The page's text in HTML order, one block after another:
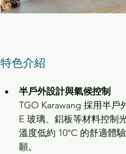
特色介紹
半戶外設計與氣候控制
TGO Karawang 採用半戶
E 玻璃、鋁板等材料控制
溫度低約 10°C 的舒適體
願。